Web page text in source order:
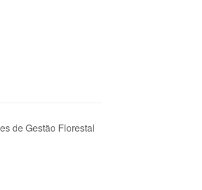
de Gestão Florestal